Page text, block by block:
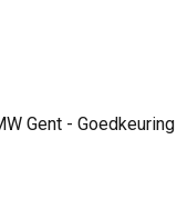
Gent - Goedkeuring